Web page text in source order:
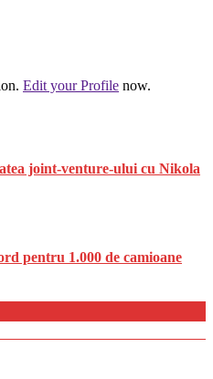
Edit your Profile now.
joint-venture-ului cu Nikola
pentru 1.000 de camioane